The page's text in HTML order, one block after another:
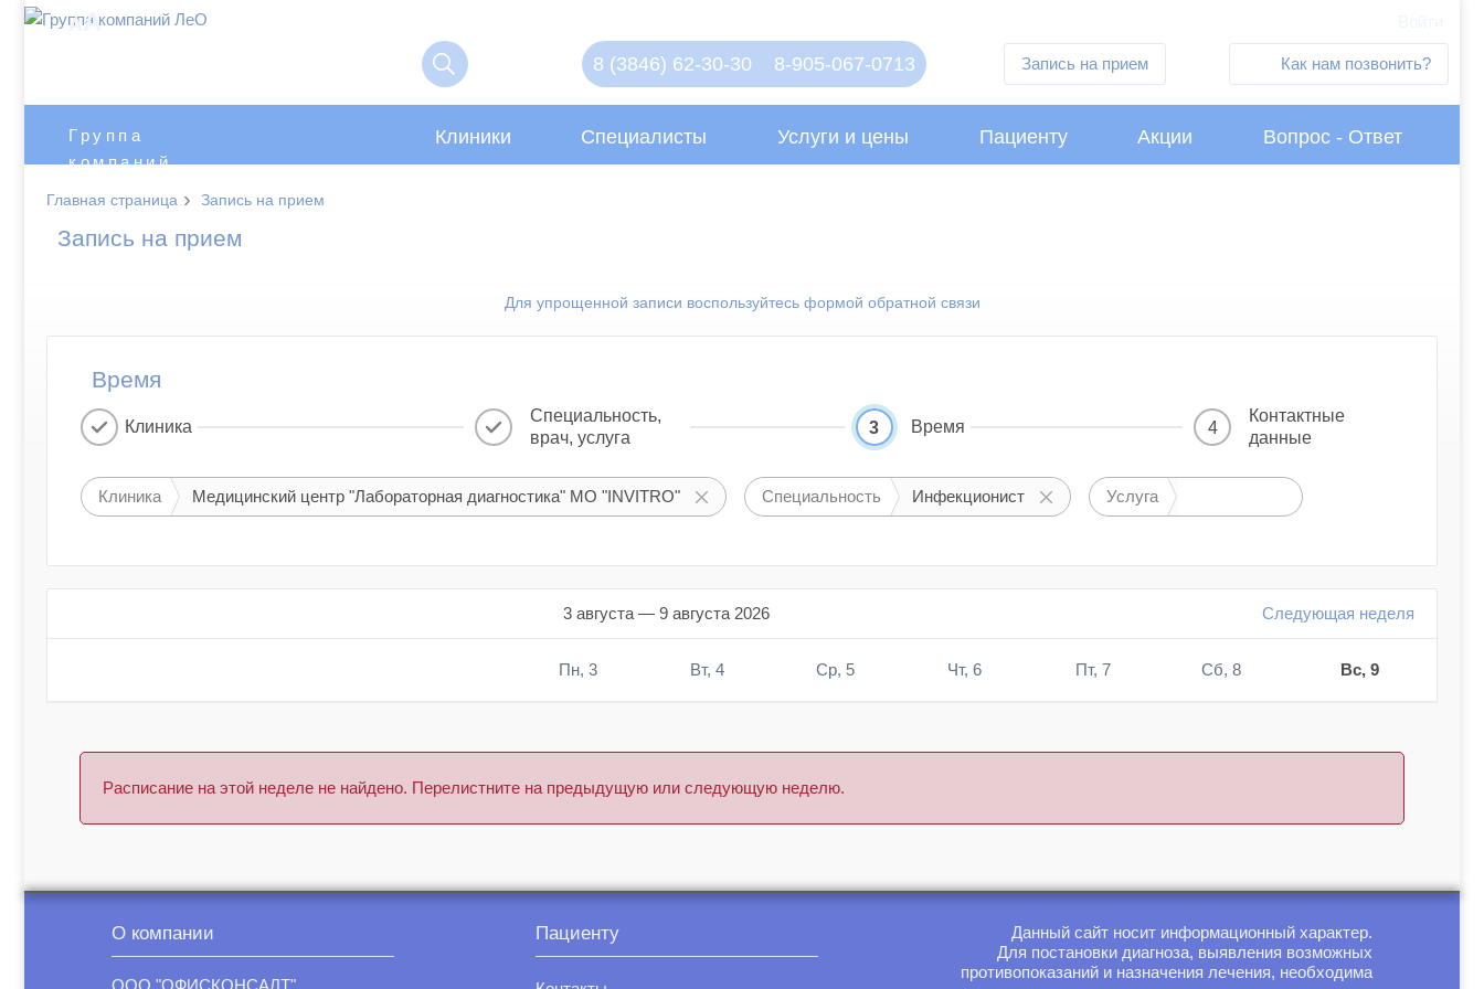
AA
Группа
компаний
8 (3846) 62-30-30 8-905-067-0713 Запись на прием Как нам позвонить?
Клиники Специалисты Услуги и цены Пациенту Акции Вопрос - Ответ
Главная страница › Запись на прием
Запись на прием
Для упрощенной записи воспользуйтесь формой обратной связи
Время
Клиника
Специальность,
врач, услуга
3 Время 4
Контактные
данные
Клиника Медицинский центр "Лабораторная диагностика" МО "INVITRO" Специальность Инфекционист Услуга
Следующая неделя
3 августа — 9 августа 2026
Пн, 3 Вт, 4 Ср, 5 Чт, 6 Пт, 7 Сб, 8 Вс, 9
Расписание на этой неделе не найдено. Перелистните на предыдущую или следующую неделю.
О компании Пациенту
Данный сайт носит информационный характер.
Для постановки диагноза, выявления возможных
противопоказаний и назначения лечения, необходима